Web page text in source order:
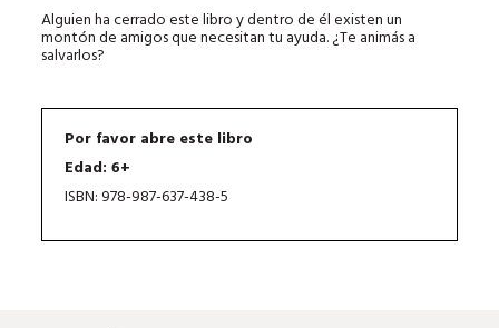
Alguien ha cerrado este libro y dentro de él existen un
montón de amigos que necesitan tu ayuda. ¿Te animás a
salvarlos?
Por favor abre este libro
Edad: 6+
ISBN: 978-987-637-438-5